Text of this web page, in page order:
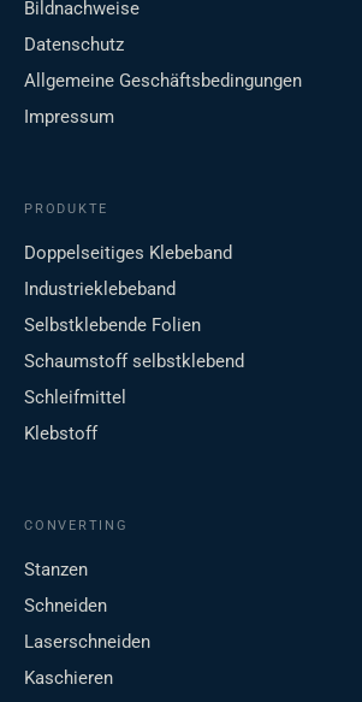
Bildnachweise
Datenschutz
Allgemeine Geschäftsbedingungen
Impressum
PRODUKTE
Doppelseitiges Klebeband
Industrieklebeband
Selbstklebende Folien
Schaumstoff selbstklebend
Schleifmittel
Klebstoff
CONVERTING
Stanzen
Schneiden
Laserschneiden
Kaschieren